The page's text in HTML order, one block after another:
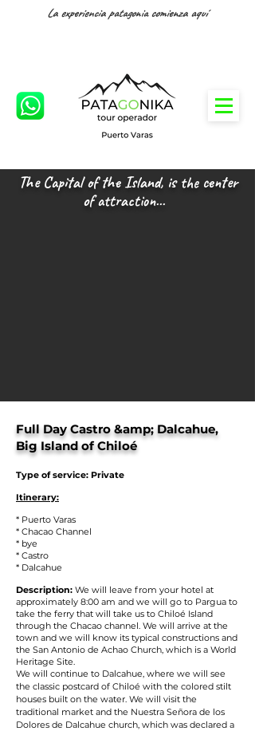
La experiencia patagonia comienza aquí
The Capital of the Island, is the center
of attraction...
Full Day Castro &amp; Dalcahue,
Big Island of Chiloé
Type of service: Private
Itinerary:
* Puerto Varas
* Chacao Channel
* bye
* Castro
* Dalcahue
Description: We will leave from your hotel at
approximately 8:00 am and we will go to Pargua to
take the ferry that will take us to Chiloé Island
through the Chacao channel. We will arrive at the
town and we will know its typical constructions and
the San Antonio de Achao Church, which is a World
Heritage Site.
We will continue to Dalcahue, where we will see
the classic postcard of Chiloé with the colored stilt
houses built on the water. We will visit the
traditional market and the Nuestra Señora de los
Dolores de Dalcahue church, which was declared a